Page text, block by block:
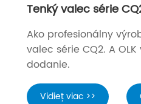
Tenký valec série
Ako profesionálny
valec série CQ2. A
dodanie.
Vidieť viac >>